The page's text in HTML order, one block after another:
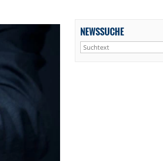
NEWSSUCHE